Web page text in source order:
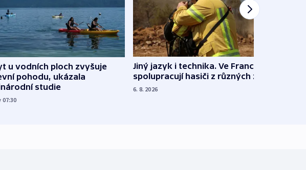
u vodních ploch zvyšuje
pohodu, ukázala
studie
07:30
Jiný jazyk i technika. Ve Francii
spolupracují hasiči z různých zemí
6. 8. 2026